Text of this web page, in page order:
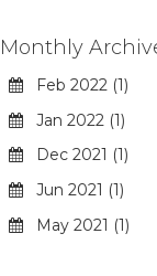
Monthly
Feb 2022 (1)
Jan 2022 (1)
Dec 2021 (1)
Jun 2021 (1)
May 2021 (1)